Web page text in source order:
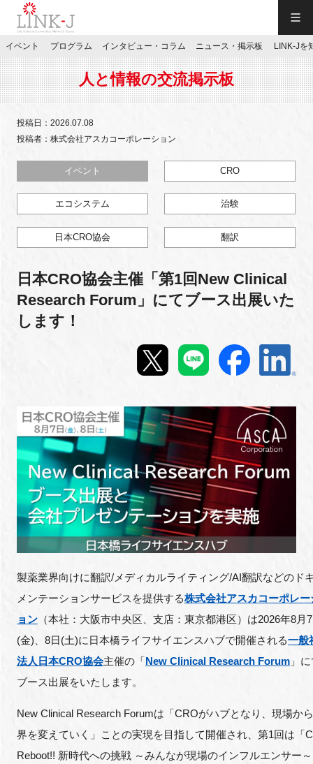
JP／EN
特別会員専用メニュー
施設ご予約
マイページ
プログラム
インタビュー・コラム
ニュース・掲示板
LINK-Jを知る
施設・アクセス
FAQ
イベントお知らせメール登録
イベント プログラム インタビュー・コラム ニュース・掲示板 LINK-Jを
人と情報の交流掲示板
投稿日：2026.07.08
投稿者：株式会社アスカコーポレーション
イベント CRO
エコシステム 治験
日本CRO協会 翻訳
日本CRO協会主催「第1回New Clinical
Research Forum」にてブース出展いた
します！
製薬業界向けに翻訳/メディカルライティング/AI翻訳などのド
メンテーションサービスを提供する株式会社アスカコーポレー
ョン（本社：大阪市中央区、支店：東京都港区）は2026年8月
(金)、8日(土)に日本橋ライフサイエンスハブで開催される一般
法人日本CRO協会主催の「New Clinical Research Forum」に
ブース出展をいたします。
New Clinical Research Forumは「CROがハブとなり、現場か
界を変えていく」ことの実現を目指して開催され、第1回は「
Reboot!! 新時代への挑戦 ～みんなが現場のインフルエンサー